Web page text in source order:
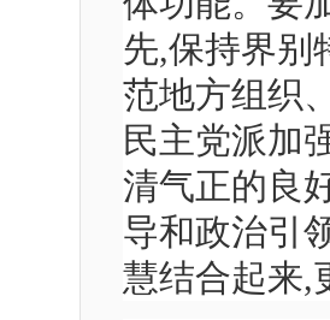
先,保持界别
范地方组织
民主党派加
清气正的良
导和政治引
慧结合起来,